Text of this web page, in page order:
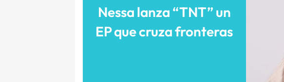
Nessa lanza “TNT” un
EP que cruza fronteras